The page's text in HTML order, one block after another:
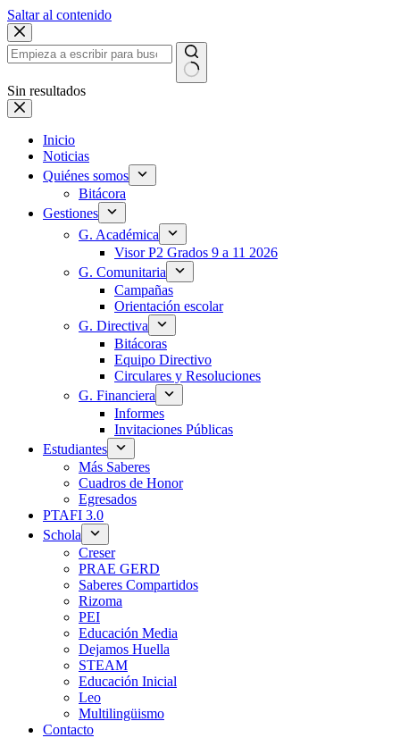
Saltar al contenido
Sin resultados
Inicio
Noticias
Quiénes somos
Bitácora
Gestiones
G. Académica
Visor P2 Grados 9 a 11 2026
G. Comunitaria
Campañas
Orientación escolar
G. Directiva
Bitácoras
Equipo Directivo
Circulares y Resoluciones
G. Financiera
Informes
Invitaciones Públicas
Estudiantes
Más Saberes
Cuadros de Honor
Egresados
PTAFI 3.0
Schola
Creser
PRAE GERD
Saberes Compartidos
Rizoma
PEI
Educación Media
Dejamos Huella
STEAM
Educación Inicial
Leo
Multilingüismo
Contacto